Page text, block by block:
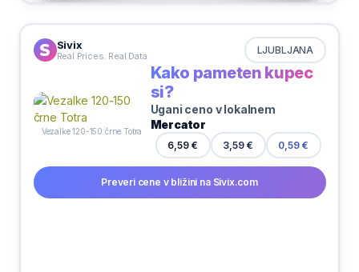
Sivix
Real Prices. Real Data LJUBLJANA
Vezalke 120-150 črne Totra
Kako pameten kupec
si?
Ugani ceno v lokalnem
Mercator
6,59 € 3,59 € 0,59 €
Preveri cene v bližini na Sivix.com